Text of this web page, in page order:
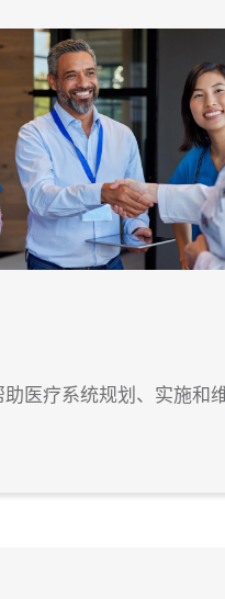
医疗系统规划、实施和